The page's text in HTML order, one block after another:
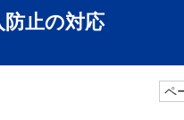
止の対応
ペ